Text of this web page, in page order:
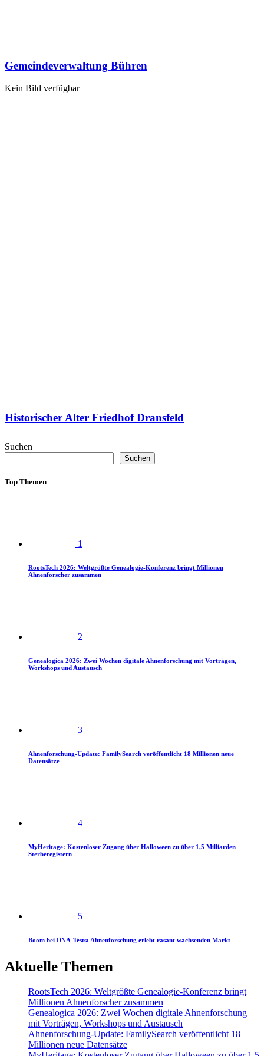
Gemeindeverwaltung Bühren
Kein Bild verfügbar
Historischer Alter Friedhof Dransfeld
Suchen
Suchen
Top Themen
1
RootsTech 2026: Weltgrößte Genealogie-Konferenz bringt Millionen
Ahnenforscher zusammen
2
Genealogica 2026: Zwei Wochen digitale Ahnenforschung mit Vorträgen,
Workshops und Austausch
3
Ahnenforschung-Update: FamilySearch veröffentlicht 18 Millionen neue
Datensätze
4
MyHeritage: Kostenloser Zugang über Halloween zu über 1,5 Milliarden
Sterberegistern
5
Boom bei DNA-Tests: Ahnenforschung erlebt rasant wachsenden Markt
Aktuelle Themen
RootsTech 2026: Weltgrößte Genealogie-Konferenz bringt
Millionen Ahnenforscher zusammen
Genealogica 2026: Zwei Wochen digitale Ahnenforschung
mit Vorträgen, Workshops und Austausch
Ahnenforschung-Update: FamilySearch veröffentlicht 18
Millionen neue Datensätze